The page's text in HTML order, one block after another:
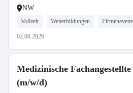
NW
Vollzeit Weiterbildungen
02.08.2026
Medizinische
(m/w/d)